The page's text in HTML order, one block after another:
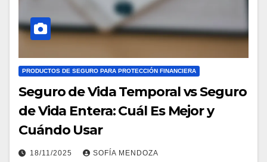
PRODUCTOS DE SEGURO PARA PROTECCIÓN FINANCIERA
Seguro de Vida Temporal vs Seguro
de Vida Entera: Cuál Es Mejor y
Cuándo Usar
18/11/2025 SOFÍA MENDOZA